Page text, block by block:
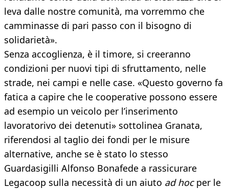
leva dalle nostre comunità, ma vorremmo che
camminasse di pari passo con il bisogno di
solidarietà».
Senza accoglienza, è il timore, si creeranno
condizioni per nuovi tipi di sfruttamento, nelle
strade, nei campi e nelle case. «Questo governo fa
fatica a capire che le cooperative possono essere
ad esempio un veicolo per l’inserimento
lavoratorivo dei detenuti» sottolinea Granata,
riferendosi al taglio dei fondi per le misure
alternative, anche se è stato lo stesso
Guardasigilli Alfonso Bonafede a rassicurare
Legacoop sulla necessità di un aiuto ad hocper le